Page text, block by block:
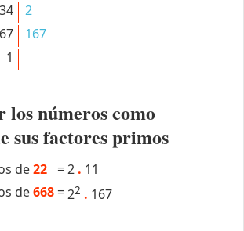
2
167
1
los números como
sus factores primos
de22 =2 . 11
de668 =22 . 167